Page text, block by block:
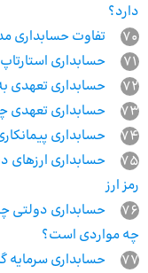
دارد؟
70
تفاوت حسابداری
71
حسابداری
72
حسابداری تعهدی
73
حسابداری
74
حسابداری
75
حسابداری ارزهای
رمز ارز
76
حسابداری دولتی
چه مواردی است؟
77
حسابداری